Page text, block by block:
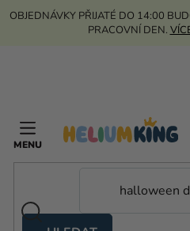
Přejít
OBJEDNÁVKY PŘIJATÉ DO 14:00
PRACOVNÍ DEN.